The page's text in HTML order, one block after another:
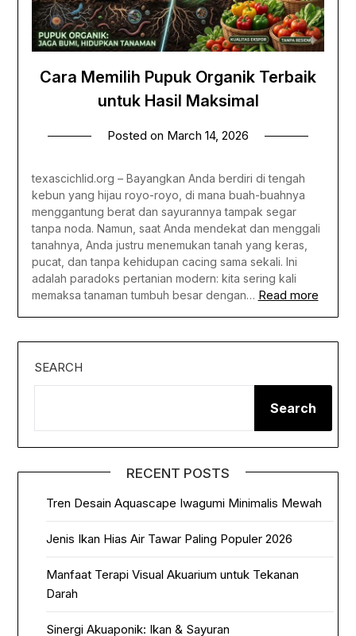
Cara Memilih Pupuk Organik Terbaik
untuk Hasil Maksimal
Posted on March 14, 2026
texascichlid.org – Bayangkan Anda berdiri di tengah
kebun yang hijau royo-royo, di mana buah-buahnya
menggantung berat dan sayurannya tampak segar
tanpa noda. Namun, saat Anda mendekat dan menggali
tanahnya, Anda justru menemukan tanah yang keras,
pucat, dan tanpa kehidupan cacing sama sekali. Ini
adalah paradoks pertanian modern: kita sering kali
memaksa tanaman tumbuh besar dengan… Read more
SEARCH
Search
RECENT POSTS
Tren Desain Aquascape Iwagumi Minimalis Mewah
Jenis Ikan Hias Air Tawar Paling Populer 2026
Manfaat Terapi Visual Akuarium untuk Tekanan
Darah
Sinergi Akuaponik: Ikan & Sayuran